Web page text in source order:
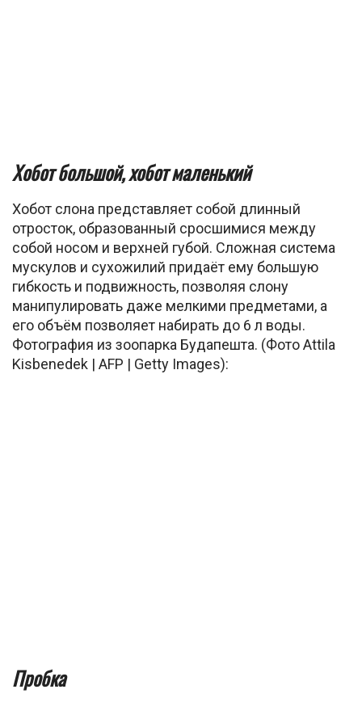
Хобот большой, хобот маленький
Хобот слона представляет собой длинный
отросток, образованный сросшимися между
собой носом и верхней губой. Сложная система
мускулов и сухожилий придаёт ему большую
гибкость и подвижность, позволяя слону
манипулировать даже мелкими предметами, а
его объём позволяет набирать до 6 л воды.
Фотография из зоопарка Будапешта. (Фото Attila
Kisbenedek | AFP | Getty Images):
Пробка